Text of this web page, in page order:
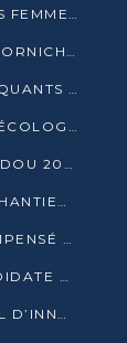
ZLECAF : LE GOUVERNEMENT MIS SUR LES FEMMES ENTREPRENEURES
LA BADEA FINANCE L’EXTENSION DE LA CORNICHE SUD DE BRAZZAVILLE
CUVETTE-OUEST : SEPT PRÉSUMÉS TRAFIQUANTS DE FAUNE INTERPELLÉS À EWO ET KELLÉ
LA SNPC PLAIDE POUR UNE TRANSITION ÉCOLOGIQUE PROGRESSIVE
CONGO-GUINÉE : LE PROGRAMME SIMANDOU 2040 AU CŒUR DES ÉCHANGES À LA BAD
LE CONGO ET LA BADEA EN VISITE DES CHANTIERS
BAD 2026 : MAMADI DOUMBOUYA RÉCOMPENSÉ PAR LE TROPHÉE BABACAR NDIAYE À BRAZZAVILLE
ÉLECTION À L’OIF : COUMBA BA, LA CANDIDATE DISCRÈTE QUI BOUSCULE LE JEU DIPLOMATIQUE
LE CONGO LANCE SON CENTRE NATIONAL D’INNOVATION